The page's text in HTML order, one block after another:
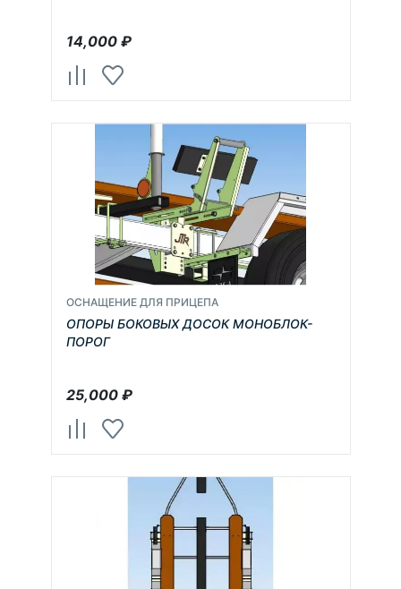
14,000₽
ОСНАЩЕНИЕ ДЛЯ ПРИЦЕПА
ОПОРЫ БОКОВЫХ ДОСОК МОНОБЛОК-
ПОРОГ
25,000₽